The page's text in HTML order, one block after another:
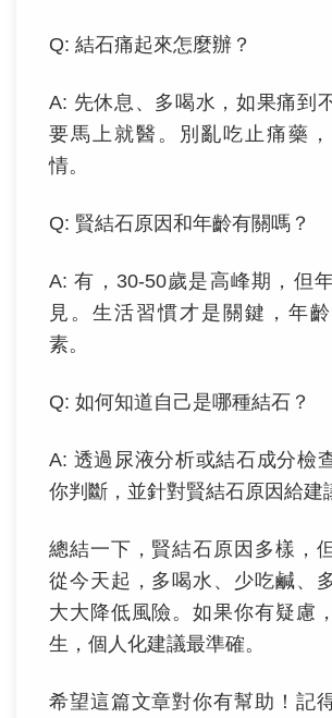
Q: 結石痛起來怎麼辦？
A: 先休息、多喝水，如果痛到
要馬上就醫。別亂吃止痛藥
情。
Q: 賢結石原因和年齡有關嗎？
A: 有，30-50歲是高峰期，但
見。生活習慣才是關鍵，年
素。
Q: 如何知道自己是哪種結石？
A: 透過尿液分析或結石成分檢
你判斷，並針對賢結石原因給建
總結一下，賢結石原因多樣，
從今天起，多喝水、少吃鹹、
大大降低風險。如果你有疑慮
生，個人化建議最準確。
希望這篇文章對你有幫助！記